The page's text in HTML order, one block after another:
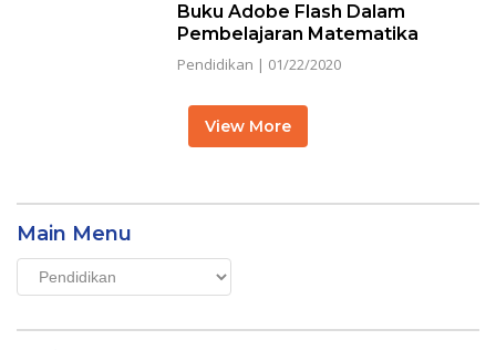
Buku Adobe Flash Dalam
Pembelajaran Matematika
Pendidikan | 01/22/2020
View More
Main Menu
Main
Menu